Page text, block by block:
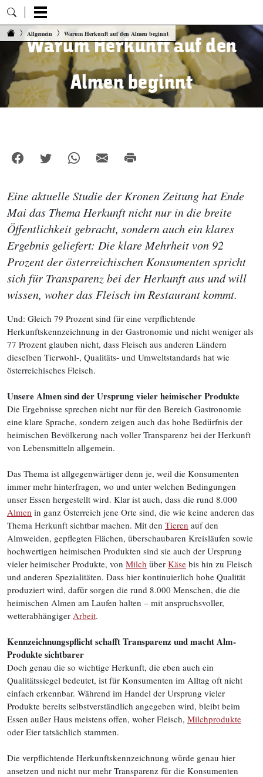
Zum Inhalt springen
Allgemein Warum Herkunft auf den Almen beginnt
Warum Herkunft auf den
Almen beginnt
Eine aktuelle Studie der Kronen Zeitung hat Ende
Mai das Thema Herkunft nicht nur in die breite
Öffentlichkeit gebracht, sondern auch ein klares
Ergebnis geliefert: Die klare Mehrheit von 92
Prozent der österreichischen Konsumenten spricht
sich für Transparenz bei der Herkunft aus und will
wissen, woher das Fleisch im Restaurant kommt.
Und: Gleich 79 Prozent sind für eine verpflichtende
Herkunftskennzeichnung in der Gastronomie und nicht weniger als
77 Prozent glauben nicht, dass Fleisch aus anderen Ländern
dieselben Tierwohl-, Qualitäts- und Umweltstandards hat wie
österreichisches Fleisch.
Unsere Almen sind der Ursprung vieler heimischer Produkte
Die Ergebnisse sprechen nicht nur für den Bereich Gastronomie
eine klare Sprache, sondern zeigen auch das hohe Bedürfnis der
heimischen Bevölkerung nach voller Transparenz bei der Herkunft
von Lebensmitteln allgemein.
Das Thema ist allgegenwärtiger denn je, weil die Konsumenten
immer mehr hinterfragen, wo und unter welchen Bedingungen
unser Essen hergestellt wird. Klar ist auch, dass die rund 8.000
Almen in ganz Österreich jene Orte sind, die wie keine anderen das
Thema Herkunft sichtbar machen. Mit den Tieren auf den
Almweiden, gepflegten Flächen, überschaubaren Kreisläufen sowie
hochwertigen heimischen Produkten sind sie auch der Ursprung
vieler heimischer Produkte, von Milch über Käse bis hin zu Fleisch
und anderen Spezialitäten. Dass hier kontinuierlich hohe Qualität
produziert wird, dafür sorgen die rund 8.000 Menschen, die die
heimischen Almen am Laufen halten – mit anspruchsvoller,
wetterabhängiger Arbeit.
Kennzeichnungspflicht schafft Transparenz und macht Alm-
Produkte sichtbarer
Doch genau die so wichtige Herkunft, die eben auch ein
Qualitätssiegel bedeutet, ist für Konsumenten im Alltag oft nicht
einfach erkennbar. Während im Handel der Ursprung vieler
Produkte bereits selbstverständlich angegeben wird, bleibt beim
Essen außer Haus meistens offen, woher Fleisch, Milchprodukte
oder Eier tatsächlich stammen.
Die verpflichtende Herkunftskennzeichnung würde genau hier
ansetzen und nicht nur mehr Transparenz für die Konsumenten